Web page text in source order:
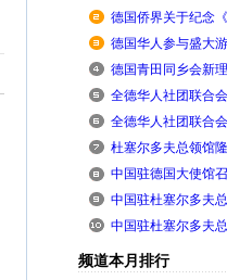
德国侨界关于纪念
德国华人参与盛大
德国青田同乡会新
全德华人社团联合
全德华人社团联合
杜塞尔多夫总领馆
中国驻德国大使馆
中国驻杜塞尔多夫
中国驻杜塞尔多夫
频道本月排行